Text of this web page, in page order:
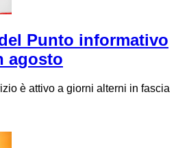
Punto informativo
agosto
è attivo a giorni alterni in fascia